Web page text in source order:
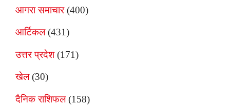
आगरा समाचार(400)
आर्टिकल(431)
उत्तर प्रदेश(171)
खेल(30)
दैनिक राशिफल(158)